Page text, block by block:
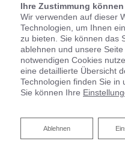
Ihre Zustimmung
Wir verwenden auf dieser
Technologien, um Ihnen
zu bieten. Sie können das
ablehnen und unsere
notwendigen Cookies
eine detaillierte Übersicht
Technologien finden Sie in
Sie können Ihre
Ablehnen
Ablehnen